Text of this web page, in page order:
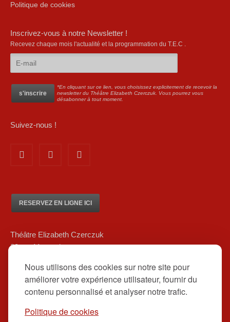
Nous utilisons des cookies sur notre site pour
améliorer votre expérience utilisateur, fournir du
contenu personnalisé et analyser notre trafic.
Politique de cookies
Politique de cookies
Inscrivez-vous à notre Newsletter !
Recevez chaque mois l'actualité et la programmation du T.E.C .
*En cliquant sur ce lien, vous choisissez explicitement de recevoir la
newsletter du Théâtre Elizabeth Czerczuk. Vous pourrez vous
désabonner à tout moment.
Suivez-nous !
RESERVEZ EN LIGNE ICI
Théâtre Elizabeth Czerczuk
20 rue Marsoulan
01 84 83 08 80/ 06 12 16 48 39
contact@theatreelizabethczerczuk.fr